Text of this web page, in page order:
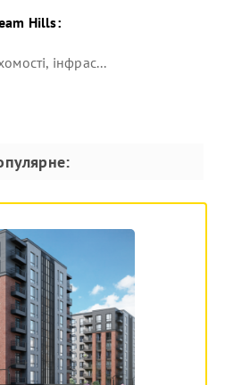
Hills:
інфрас...